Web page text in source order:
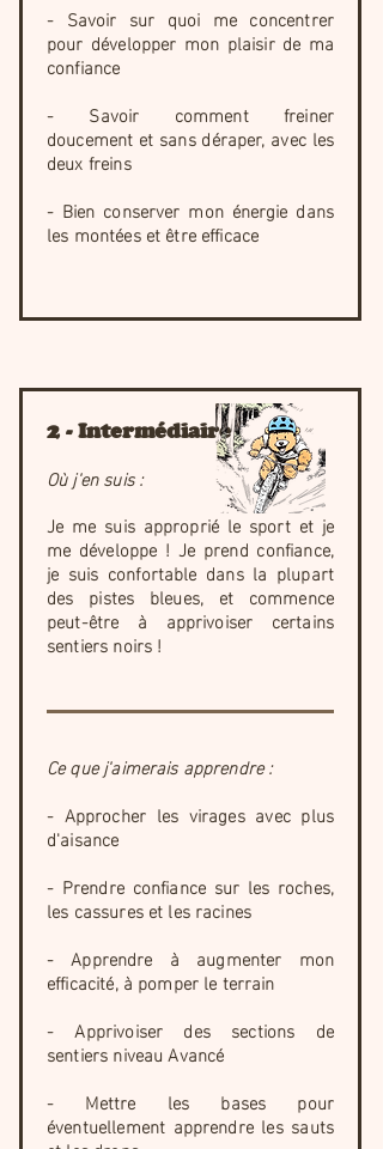
- Savoir sur quoi me concentrer
pour développer mon plaisir de ma
confiance
- Savoir comment freiner
doucement et sans déraper, avec les
deux freins
- Bien conserver mon énergie dans
les montées et être efficace
2 - Intermédiaire
Où j'en suis :
Je me suis approprié le sport et je
me développe ! Je prend confiance,
je suis confortable dans la plupart
des pistes bleues, et commence
peut-être à apprivoiser certains
sentiers noirs !
Ce que j'aimerais apprendre :
- Approcher les virages avec plus
d'aisance
- Prendre confiance sur les roches,
les cassures et les racines
- Apprendre à augmenter mon
efficacité, à pomper le terrain
- Apprivoiser des sections de
sentiers niveau Avancé
- Mettre les bases pour
éventuellement apprendre les sauts